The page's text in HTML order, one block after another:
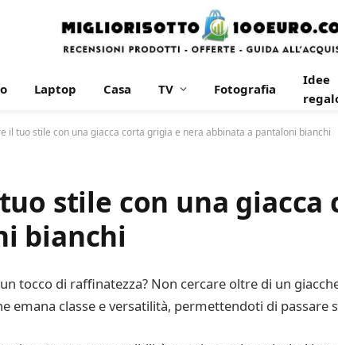
Laptop Casa TV Fotografia
Idee
il tuo stile con una giacca corta grigia e nera abbinata a pantaloni bianchi
stile con una
bianchi
tocco di raffinatezza? Non cercare oltre di un
emana classe e versatilità, permettendoti di passare